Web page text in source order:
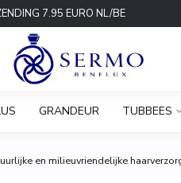
7.95 EURO NL/BE
GRANDEUR TUBBEES
en milieuvriendelijke